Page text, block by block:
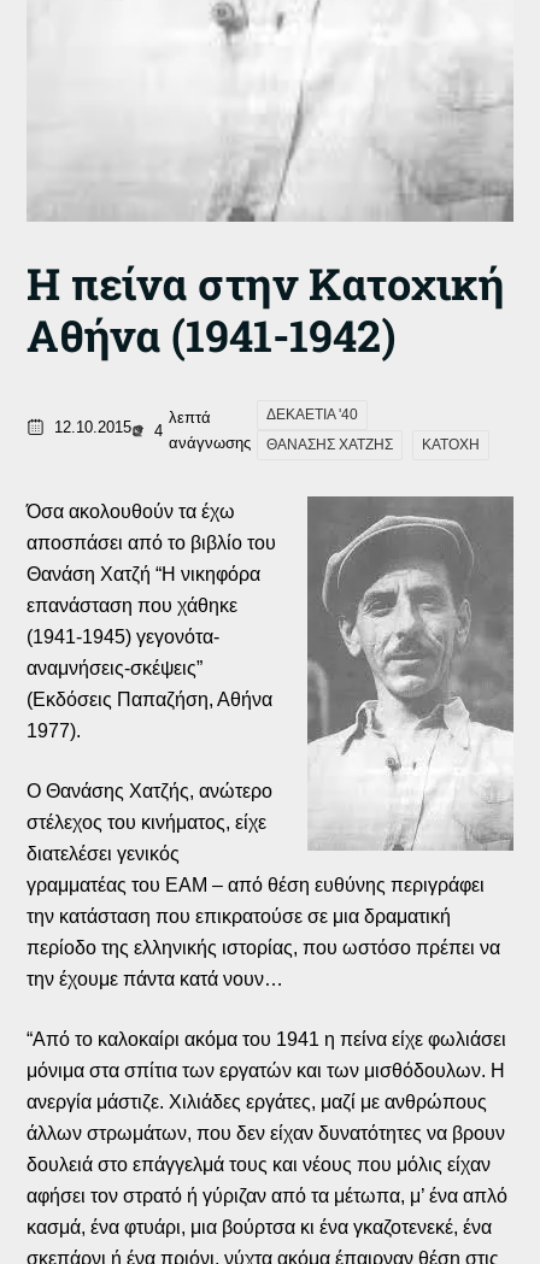
Η πείνα στην Κατοχική
Αθήνα (1941-1942)
12.10.2015 4
λεπτά
ανάγνωσης
ΔΕΚΑΕΤΙΑ '40
ΘΑΝΑΣΗΣ ΧΑΤΖΗΣ
ΚΑΤΟΧΗ
Όσα ακολουθούν τα έχω
αποσπάσει από το βιβλίο του
Θανάση Χατζή “Η νικηφόρα
επανάσταση που χάθηκε
(1941-1945) γεγονότα-
αναμνήσεις-σκέψεις”
(Εκδόσεις Παπαζήση, Αθήνα
1977).
Ο Θανάσης Χατζής, ανώτερο
στέλεχος του κινήματος, είχε
διατελέσει γενικός
γραμματέας του ΕΑΜ – από θέση ευθύνης περιγράφει
την κατάσταση που επικρατούσε σε μια δραματική
περίοδο της ελληνικής ιστορίας, που ωστόσο πρέπει να
την έχουμε πάντα κατά νουν…
“Από το καλοκαίρι ακόμα του 1941 η πείνα είχε φωλιάσει
μόνιμα στα σπίτια των εργατών και των μισθόδουλων. Η
ανεργία μάστιζε. Χιλιάδες εργάτες, μαζί με ανθρώπους
άλλων στρωμάτων, που δεν είχαν δυνατότητες να βρουν
δουλειά στο επάγγελμά τους και νέους που μόλις είχαν
αφήσει τον στρατό ή γύριζαν από τα μέτωπα, μ’ ένα απλό
κασμά, ένα φτυάρι, μια βούρτσα κι ένα γκαζοτενεκέ, ένα
σκεπάρνι ή ένα πριόνι, νύχτα ακόμα έπαιρναν θέση στις